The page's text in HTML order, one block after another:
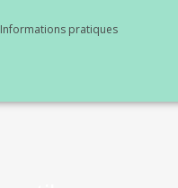
Informations pratiques